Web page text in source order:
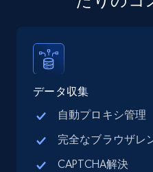
Google Maps full
Address, Description,
more.
13.2K+
Google Maps full
データ収集
自動プロキシ管理
完全なブラウザレ
CAPTCHA解決